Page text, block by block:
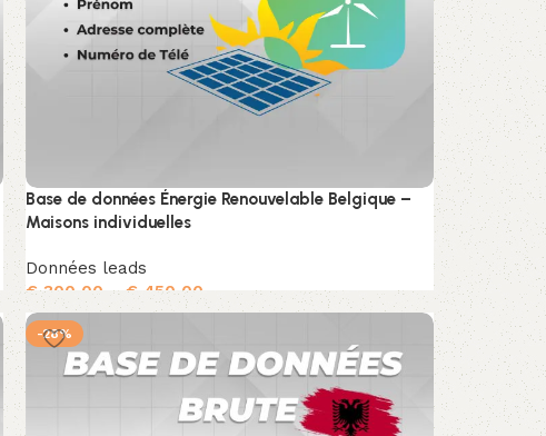
Base de données Énergie Renouvelable Belgique –
Maisons individuelles
Données leads
€300,00 –€450,00
Choix des options
-28%